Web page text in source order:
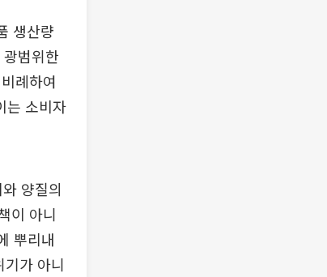
생산량
범위한
례하여
는 소비자
양질의
이 아니
뿌리내
가 아니